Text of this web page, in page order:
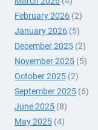
February 2026 (2)
January 2026 (5)
December 2025 (2)
November 2025 (5)
October 2025 (2)
September 2025 (6)
June 2025 (8)
May 2025 (4)